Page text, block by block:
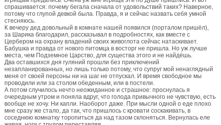
спрашивается: почему бегала сначала от удовольствий таких? Наверное,
потому что глупой девкой была. Правда, я и сейчас назвать себя умной
стесняюсь.
К вечеру дед довольный в комнате нашей появился (порталом пришёл),
за Шарика благодарил, рассказывал в подробностях, как вместе с
Цербером на охрану владений своих живоглота сейчас натаскивает.
Бабушка и правда от нового питомца в восторг не пришла. Но уж лучше
места, чем Подземное Царство, для существа этого и не найдёшь.
Два оставшихся дня гуляний прошли без приключений
незапланированных, но лишь только потому, что супруг мой ненаглядный
меня от своей персоны ни на шаг не отпускал. И время свободное мы
проводили или за столом обеденным, или в постели.
А потом случилось нечто неожиданное и страшное: проснулась я
очередным утром и поняла вдруг, что голода привычного не чувствую, есть
вообще не хочу. Ни капли. Наоборот даже. При мысли одной о еде плохо
мне сразу же стало, да так, что пришлось с кровати соскакивать, в
соседнюю комнатку торопиться да над тазом склоняться. Вернулась еле